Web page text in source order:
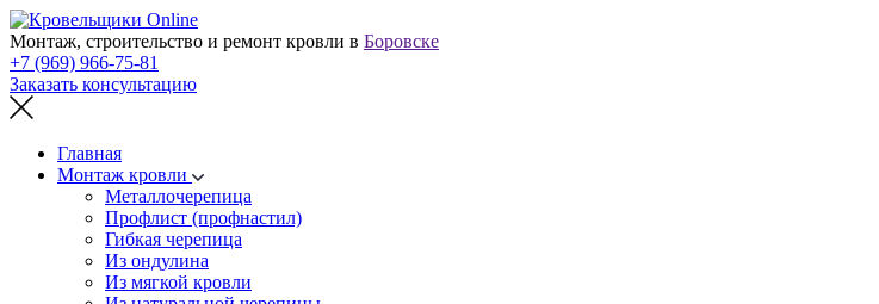
Монтаж, строительство и ремонт кровли в Боровске
+7 (969) 966-75-81
Заказать консультацию
Главная
Монтаж кровли
Металлочерепица
Профлист (профнастил)
Гибкая черепица
Из ондулина
Из мягкой кровли